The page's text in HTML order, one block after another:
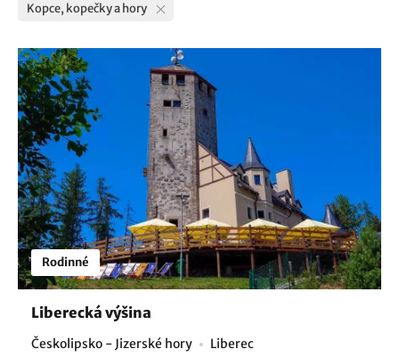
Kopce, kopečky a hory
Rodinné
Liberecká výšina
Českolipsko - Jizerské hory Liberec